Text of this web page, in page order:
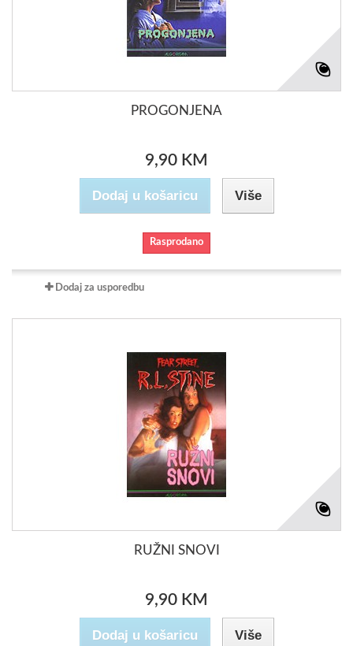
PROGONJENA
9,90 KM
Dodaj u košaricu Više
Rasprodano
Dodaj za usporedbu
RUŽNI SNOVI
9,90 KM
Dodaj u košaricu Više